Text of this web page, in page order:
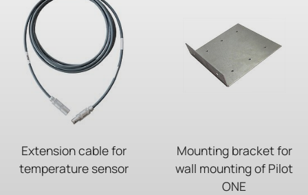
Extension cable for
temperature sensor
Mounting bracket for
wall mounting of Pilot
ONE